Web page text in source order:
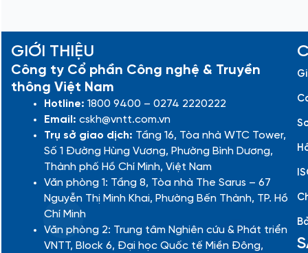
GIỚI THIỆU
Công ty Cổ phần Công nghệ & Truyền
thông Việt Nam
Hotline: 1800 9400 – 0274 2220222
Email: cskh@vntt.com.vn
Trụ sở giao dịch: Tầng 16, Tòa nhà WTC Tower,
Số 1 Đường Hùng Vương, Phường Bình Dương,
Thành phố Hồ Chí Minh, Việt Nam
Văn phòng 1: Tầng 8, Tòa nhà The Sarus – 67
Nguyễn Thị Minh Khai, Phường Bến Thành, TP. Hồ
Chí Minh
Văn phòng 2: Trung tâm Nghiên cứu & Phát triển
VNTT, Block 6, Đại học Quốc tế Miền Đông,